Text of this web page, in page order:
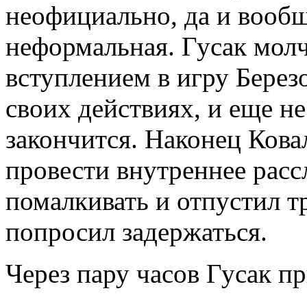
неофициально, да и
неформальная. Гусак
вступлением в игру
своих действиях, и еще
закончится. Наконец
провести внутреннее
помалкивать и отпустил
попросил задержаться.
Через пару часов Гусак